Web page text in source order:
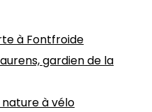
à Fontfroide
gardien de la
à vélo